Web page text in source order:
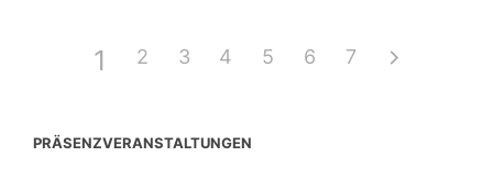
1 2 3 4 5 6 7
PRÄSENZVERANSTALTUNGEN